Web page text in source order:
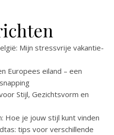
Mijn stressvrije vakantie-
Europees eiland – een
Stijl, Gezichtsvorm en
Hoe je jouw stijl kunt vinden
tips voor verschillende